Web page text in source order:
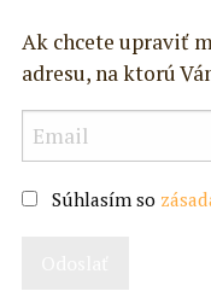
Ak chcete upraviť
adresu, na ktorú
Súhlasím so